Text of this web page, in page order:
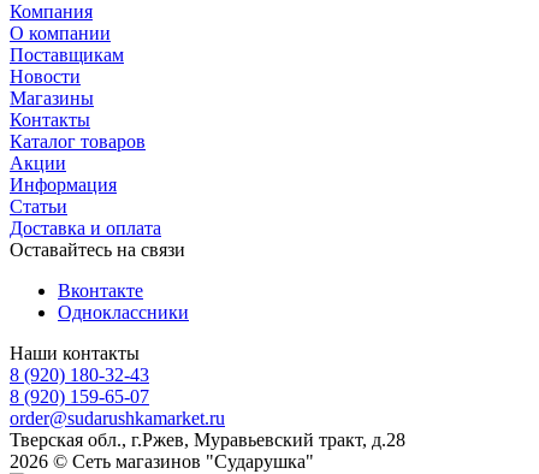
Компания
О компании
Поставщикам
Новости
Магазины
Контакты
Каталог товаров
Акции
Информация
Статьи
Доставка и оплата
Оставайтесь на связи
Вконтакте
Одноклассники
Наши контакты
8 (920) 180-32-43
8 (920) 159-65-07
order@sudarushkamarket.ru
Тверская обл., г.Ржев, Муравьевский тракт, д.28
2026 © Сеть магазинов "Сударушка"